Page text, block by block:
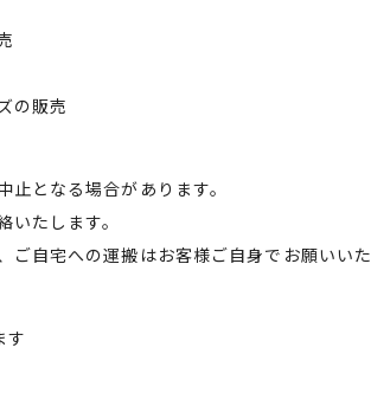
の販売
となる場合があります。
たします。
自宅への運搬はお客様ご自身でお願いいた
す